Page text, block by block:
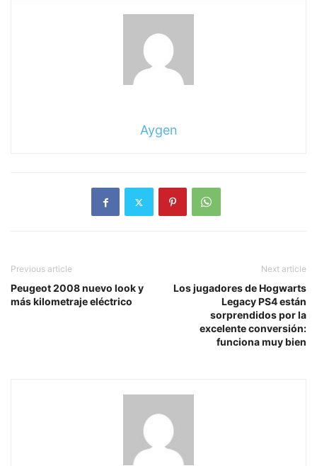
Aygen
Previous article
Peugeot 2008 nuevo look y
más kilometraje eléctrico
Next article
Los jugadores de Hogwarts
Legacy PS4 están
sorprendidos por la
excelente conversión:
funciona muy bien